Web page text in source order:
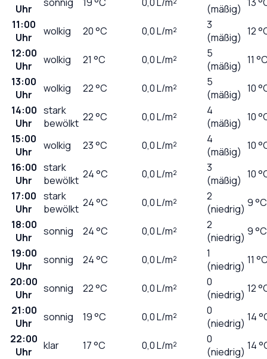
Uhr
(mäßig)
11:00
Uhr
wolkig 20°C 0,0L/m²
3
(mäßig) 12
12:00
Uhr
wolkig 21 °C 0,0L/m²
5
(mäßig) 11
13:00
Uhr
wolkig 22°C 0,0L/m²
5
(mäßig) 10
14:00
Uhr
stark
bewölkt 22°C 0,0L/m²
4
(mäßig) 10
15:00
Uhr
wolkig 23°C 0,0L/m²
4
(mäßig) 10
16:00
Uhr
stark
bewölkt 24°C 0,0L/m²
3
(mäßig) 10
17:00
Uhr
stark
bewölkt 24°C 0,0L/m²
2
(niedrig) 9 °C
18:00
Uhr
sonnig 24°C 0,0L/m²
2
(niedrig) 9 °C
19:00
Uhr
sonnig 24°C 0,0L/m²
1
(niedrig) 11
20:00
Uhr
sonnig 22°C 0,0L/m²
0
(niedrig) 12
21:00
Uhr
sonnig 19°C 0,0L/m²
0
(niedrig) 14
22:00
Uhr
klar 17°C 0,0L/m²
0
(niedrig) 14